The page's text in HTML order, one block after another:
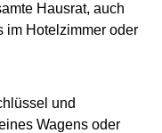
Hausrat, auch
im Hotelzimmer oder
und
Wagens oder